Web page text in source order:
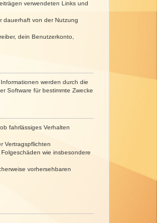
verwendeten Links und
dauerhaft von der Nutzung
dein Benutzerkonto,
werden durch die
Software für bestimmte Zwecke
fahrlässiges Verhalten
Vertragspflichten
wie insbesondere
vorhersehbaren